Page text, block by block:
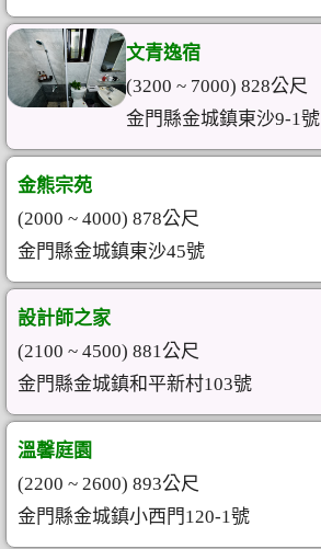
文青逸宿
(3200 ~ 7000) 828公尺
金門縣金城鎮東沙9-1號
金熊宗苑
(2000 ~ 4000) 878公尺
金門縣金城鎮東沙45號
設計師之家
(2100 ~ 4500) 881公尺
金門縣金城鎮和平新村103號
溫馨庭園
(2200 ~ 2600) 893公尺
金門縣金城鎮小西門120-1號